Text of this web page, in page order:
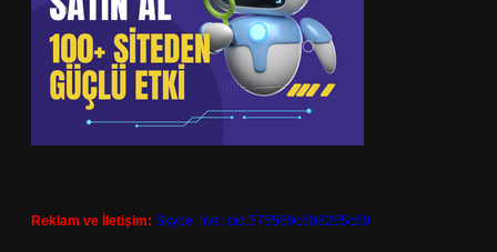
Reklam ve İletişim: Skype: live:.cid.575569c608265c69